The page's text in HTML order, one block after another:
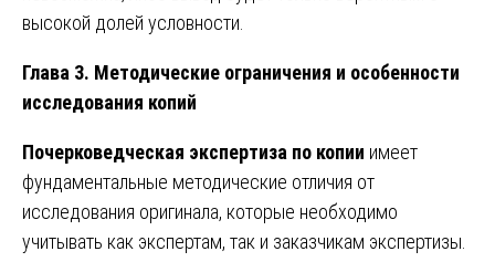
высокой долей условности.
Глава 3. Методические ограничения и особенности
исследования копий
Почерковедческая экспертиза по копии имеет
фундаментальные методические отличия от
исследования оригинала, которые необходимо
учитывать как экспертам, так и заказчикам экспертизы.